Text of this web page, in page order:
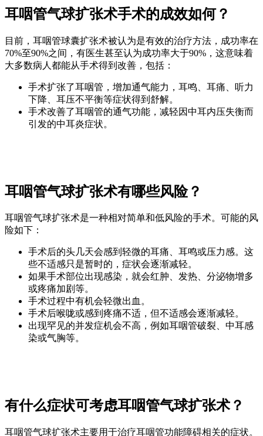
耳咽管气球扩张术手术的成效如何？
目前，耳咽管球囊扩张术被认为是有效的治疗方法，成功率在
70%至90%之间，有医生甚至认为成功率大于90%，这意味着
大多数病人都能从手术得到改善，包括：
手术扩张了耳咽管，增加通气能力，耳鸣、耳痛、听力
下降、耳压不平衡等症状得到舒解。
手术改善了耳咽管的通气功能，减轻因中耳内压失衡而
引发的中耳炎症状。
耳咽管气球扩张术有哪些风险？
耳咽管气球扩张术是一种相对简单和低风险的手术。可能的风
险如下：
手术后的头几天会感到轻微的耳痛、耳鸣或压力感。这
些不适感只是暂时的，症状会逐渐减轻。
如果手术部位出现感染，就会红肿、发热、分泌物增多
或疼痛加剧等。
手术过程中有机会轻微出血。
手术后喉咙或感到疼痛不适，但不适感会逐渐减轻。
出现罕见的并发症机会不高，例如耳咽管破裂、中耳感
染或气胸等。
有什么症状可考虑耳咽管气球扩张术？
耳咽管气球扩张术主要用于治疗耳咽管功能障碍相关的症状。